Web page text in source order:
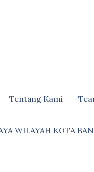
Tentang Kami
WILAYAH KOTA